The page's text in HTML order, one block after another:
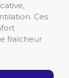
Ces
fraîcheur